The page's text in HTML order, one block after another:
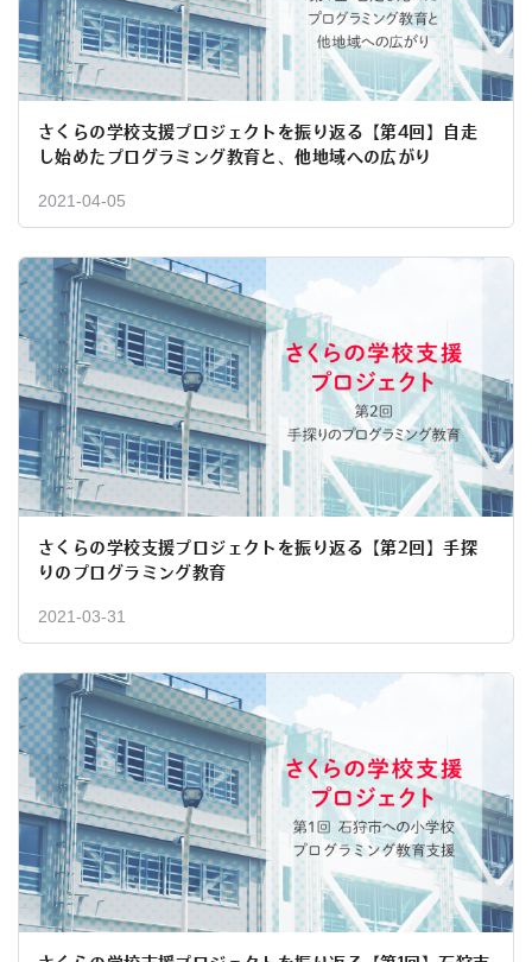
さくらの学校支援プロジェクトを振り返る【第4回】自走
し始めたプログラミング教育と、他地域への広がり
2021-04-05
さくらの学校支援プロジェクトを振り返る【第2回】手探
りのプログラミング教育
2021-03-31